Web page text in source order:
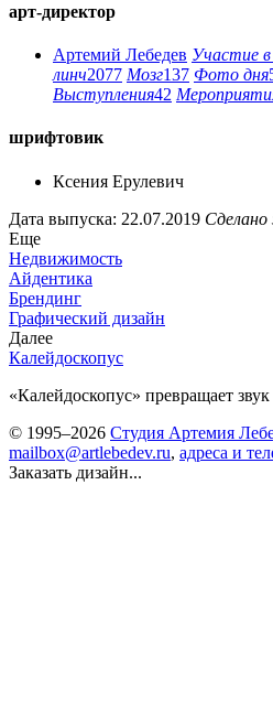
арт-директор
Артемий Лебедев Участие
линч2077 Мозг137 Фото дня
Выступления42
шрифтовик
Ксения Ерулевич
Дата выпуска: 22.07.2019 Сделано
Еще
Недвижимость
Айдентика
Брендинг
Графический дизайн
Далее
Калейдоскопус
«Калейдоскопус» превращает
© 1995–2026 Студия Артемия
mailbox@artlebedev.ru, адреса и
Заказать дизайн...